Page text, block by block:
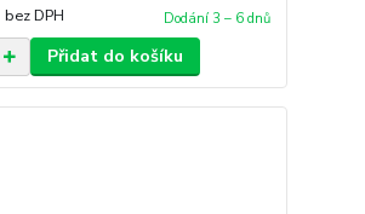
bez DPH Dodání 3 – 6 dnů
Přidat do košíku